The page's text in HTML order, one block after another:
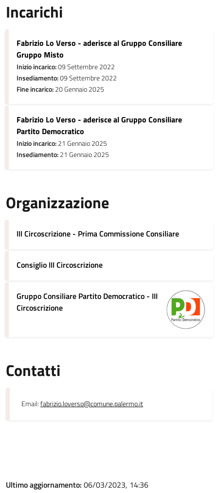
Incarichi
Fabrizio Lo Verso - aderisce al Gruppo Consiliare
Gruppo Misto
Inizio incarico:09 Settembre 2022
Insediamento:09 Settembre 2022
Fine incarico:20 Gennaio 2025
Fabrizio Lo Verso - aderisce al Gruppo Consiliare
Partito Democratico
Inizio incarico:21 Gennaio 2025
Insediamento:21 Gennaio 2025
Organizzazione
III Circoscrizione - Prima Commissione Consiliare
Consiglio III Circoscrizione
Gruppo Consiliare Partito Democratico - III
Circoscrizione
Contatti
Email:fabrizio.loverso@comune.palermo.it
Ultimo aggiornamento: 06/03/2023, 14:36